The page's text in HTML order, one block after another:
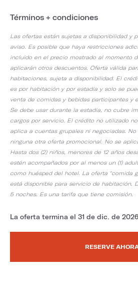
Términos + condiciones
Las ofertas están sujetas a disponibilidad y
aviso. Es posible que haya restricciones
incluido en el precio mostrado al momento
aplicarán otros descuentos. Oferta válida
habitaciones, sujeta a disponibilidad. El
es por habitación y por estadía y solo se
venta de comidas y bebidas participantes y
Se debe usar durante la estadía, no cubre
cargos por servicio. El crédito no utilizado
aplica a cuentas grupales ni negociadas.
ninguna otra oferta promocional. No se
Hasta dos (2) niños, menores de 12 años
estén acompañados por al menos un (1)
como huésped del hotel. La oferta "comida
está disponible para servicio de habitación.
5 noches. Es una tarifa que tiene comisión.
La oferta termina el 31 de dic. de 2026.
RESERVE AHORA